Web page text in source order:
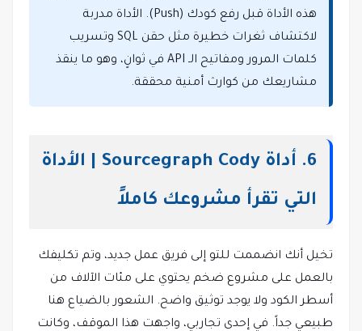
هذه الأداة قبل رفع كودك (Push). الأداة مدربة
لاكتشاف ثغرات خطيرة مثل حقن SQL وتسريب
كلمات المرور ومفاتيح الـ API في ثوانٍ، وهو ما ينقذ
مشاريعك من كوارث أمنية محققة.
6. أداة Sourcegraph Cody | الأداة
التي تقرأ مشروعك كاملاً
تخيل أنك انضممت للتو إلى فريق عمل جديد، وتم تكليفك
بالعمل على مشروع ضخم يحتوي على مئات الآلاف من
أسطر الكود ولا يوجد توثيق واضح. الشعور بالضياع هنا
طبيعي جداً. في إحدى تجاربي، واجهت هذا الموقف، وكانت